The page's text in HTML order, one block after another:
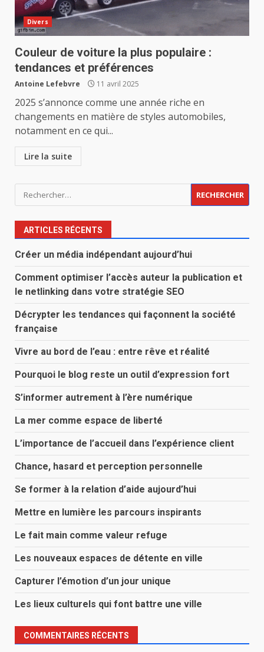
Divers
Couleur de voiture la plus populaire :
tendances et préférences
Antoine Lefebvre 11 avril 2025
2025 s’annonce comme une année riche en
changements en matière de styles automobiles,
notamment en ce qui...
Lire la suite
Rechercher :
ARTICLES RÉCENTS
Créer un média indépendant aujourd’hui
Comment optimiser l’accès auteur la publication et
le netlinking dans votre stratégie SEO
Décrypter les tendances qui façonnent la société
française
Vivre au bord de l’eau : entre rêve et réalité
Pourquoi le blog reste un outil d’expression fort
S’informer autrement à l’ère numérique
La mer comme espace de liberté
L’importance de l’accueil dans l’expérience client
Chance, hasard et perception personnelle
Se former à la relation d’aide aujourd’hui
Mettre en lumière les parcours inspirants
Le fait main comme valeur refuge
Les nouveaux espaces de détente en ville
Capturer l’émotion d’un jour unique
Les lieux culturels qui font battre une ville
COMMENTAIRES RÉCENTS